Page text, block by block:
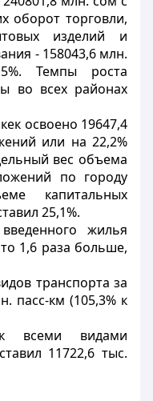
оборот торговли,
изделий и
- 158043,6 млн.
Темпы роста
во всех районах
освоено 19647,4
или на 22,2%
вес объема
по городу
капитальных
25,1%.
жилья
1,6 раза больше,
транспорта за
пасс-км (105,3% к
всеми видами
11722,6 тыс.